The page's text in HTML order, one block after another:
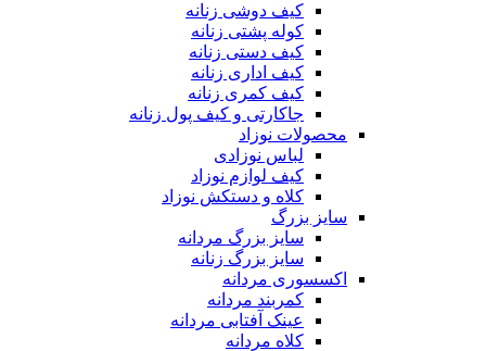
کیف دوشی زنانه
کوله پشتی زنانه
کیف دستی زنانه
کیف اداری زنانه
کیف کمری زنانه
جاکارتی و کیف پول زنانه
محصولات نوزاد
لباس نوزادی
کیف لوازم نوزاد
کلاه و دستکش نوزاد
سایز بزرگ
سایز بزرگ مردانه
سایز بزرگ زنانه
اکسسوری مردانه
کمربند مردانه
عینک آفتابی مردانه
کلاه مردانه